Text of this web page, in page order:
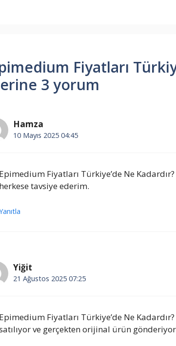
Fiyatları
3 yorum
Hamza
10 Mayıs 2025 04:45
Epimedium Fiyatları Türkiye’de Ne
herkese tavsiye ederim.
Yiğit
21 Ağustos 2025 07:25
Epimedium Fiyatları Türkiye’de Ne
ve gerçekten orijinal ürün